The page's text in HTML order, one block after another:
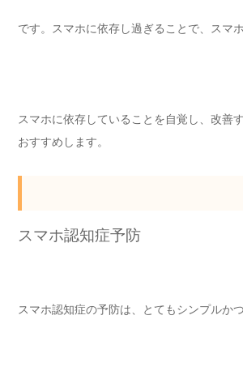
です。スマホに依存し過ぎることで、スマ
スマホに依存していることを自覚し、改善
おすすめします。
スマホ認知症予防
スマホ認知症の予防は、とてもシンプルかつ